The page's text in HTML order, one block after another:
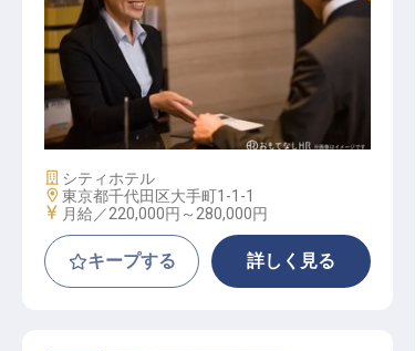
採用をお考えの企業様へ
フロント
施設業態
シティホテル
勤務地
東京都千代田区大手町1-1-1
給与
月給／220,000円～ 280,000円
キープする 詳しく見る